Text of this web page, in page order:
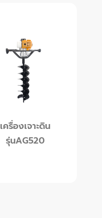
เครื่องเจาะดิน
รุ่นAG520